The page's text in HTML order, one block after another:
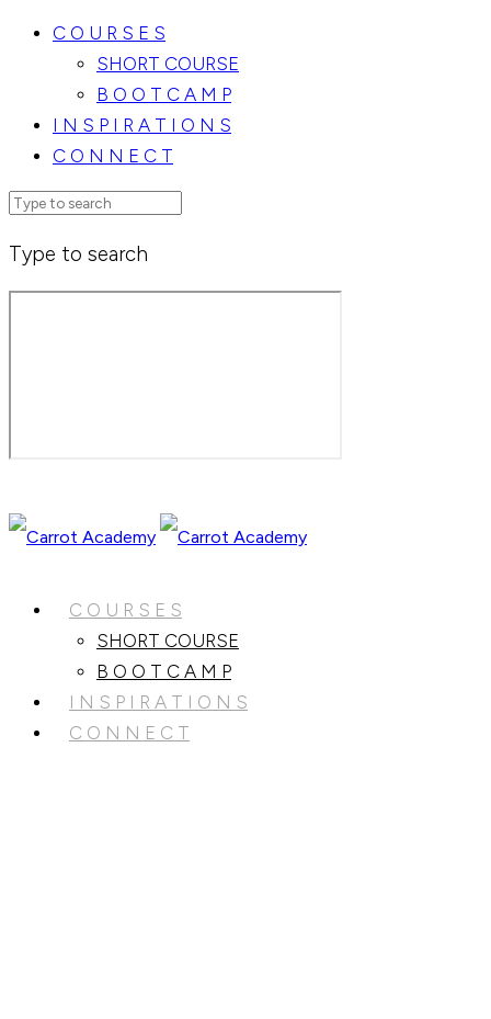
C O U R S E S
SHORT COURSE
B O O T C A M P
I N S P I R A T I O N S
C O N N E C T
Type to search
C O U R S E S
SHORT COURSE
B O O T C A M P
I N S P I R A T I O N S
C O N N E C T